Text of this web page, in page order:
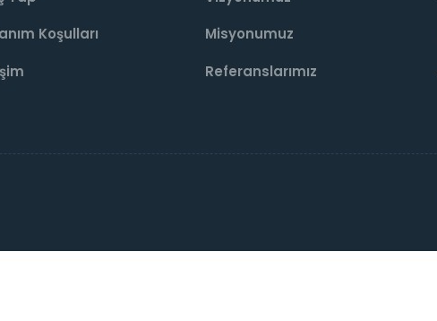
Koşulları
Misyonumuz
Referanslarımız